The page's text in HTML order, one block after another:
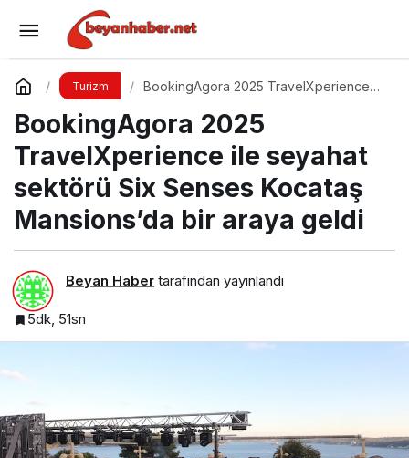
Turizm
BookingAgora 2025 TravelXperience
Mansions’da bir araya geldi
BookingAgora 2025
TravelXperience ile seyahat
sektörü Six Senses Kocataş
Mansions’da bir araya geldi
Beyan Haber tarafından yayınlandı
5dk, 51sn
Eylülde Tatil Yapmak İçin 6 Neden: Sakinlik,
Ekonomi ve Keyif Bir Arada
Yorum Yap